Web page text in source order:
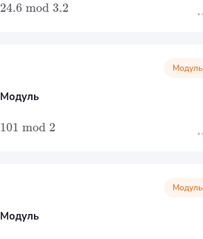
24.6 mod 3.2
Модуль
Модуль
101 mod 2
Модуль
Модуль